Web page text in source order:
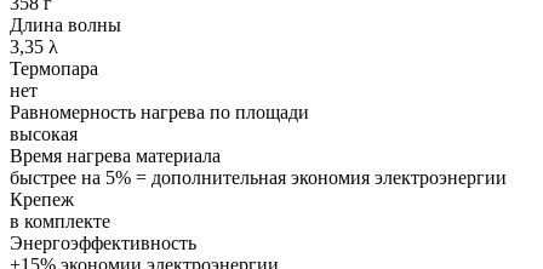
Длина волны
3,35 λ
Термопара
нет
Равномерность нагрева по площади
высокая
Время нагрева материала
быстрее на 5% = дополнительная экономия электроэнергии
Крепеж
в комплекте
Энергоэффективность
+15% экономии электроэнергии